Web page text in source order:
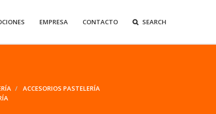
EMPRESA CONTACTO SEARCH
ACCESORIOS PASTELERÍA